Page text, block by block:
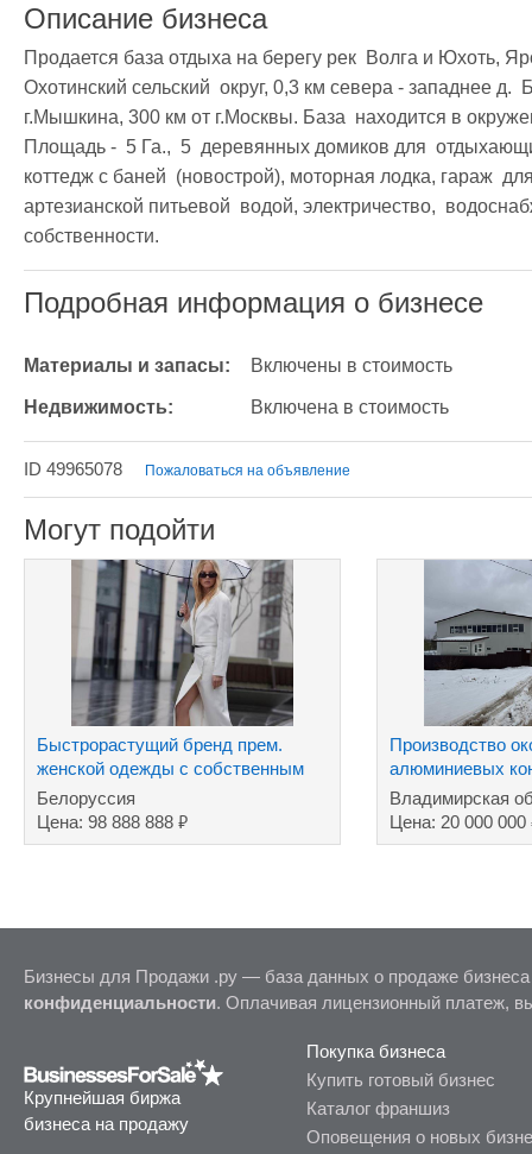
Описание бизнеса
Продается база отдыха на берегу рек  Волга и Юхоть,
Охотинский сельский  округ, 0,3 км севера - западнее д.
г.Мышкина, 300 км от г.Москвы. База  находится в
Площадь -  5 Га.,  5  деревянных домиков для
коттедж с баней  (новострой), моторная лодка, гараж
артезианской питьевой  водой, электричество,
собственности.
Подробная информация о бизнесе
Материалы и запасы: Включены в стоимость
Недвижимость: Включена в стоимость
ID 49965078 Пожаловаться на объявление
Могут подойти
Быстрорастущий бренд прем.
женской одежды с собственным
производством
Белоруссия
Цена: 98 888 888 ₽
Производство
алюминиевых
Владимирская
Цена: 20 000 000
Бизнесы для Продажи .ру — база данных о продаже
конфиденциальности. Оплачивая лицензионный платеж,
Крупнейшая биржа
бизнеса на продажу
Покупка бизнеса
Купить готовый бизнес
Каталог франшиз
Оповещения о новых